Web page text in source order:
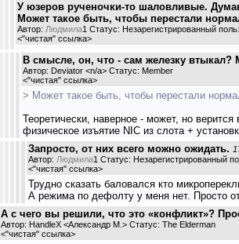
У юзеров рученочки-то шаловливые.
Может такое быть, чтобы перестали
Автор: Людмила1 Статус: Незарегистрированный
<"чистая" ссылка>
В смысле, он, что - сам железку втыкал?
Автор: Deviator <n/a> Статус: Member
<"чистая" ссылка>
> Может такое быть, чтобы перестали
Теоретически, наверное - может, но
физическое изъятие NIC из слота +
Запросто, от них всего можно ожидать.
Автор: Людмила1 Статус: Незарегистрированный
<"чистая" ссылка>
Трудно сказать баловался кто
А режима по дефолту у меня нет. Просто
А с чего вы решили, что это «конфликт»?
Автор: HandleX <Александр М.> Статус: The Elderman
<"чистая" ссылка>